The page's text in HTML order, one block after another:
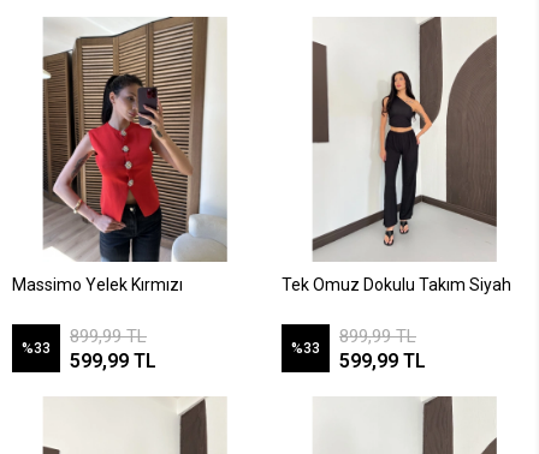
Massimo Yelek Kırmızı
%33
899,99 TL
599,99 TL
Tek Omuz Dokulu Takım Siyah
%33
899,99 TL
599,99 TL